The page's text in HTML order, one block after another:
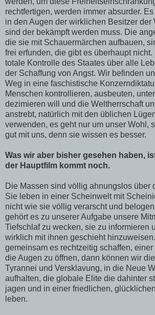
rechtfertigen, werden immer absurder.
in den Augen der wirklichen Besitzer der
sind der bekämpft werden muss. Die
die sie mit Schauermärchen aufbauen,
frei erfunden, die gibt es überhaupt
totale Kontrolle des Staates über alle
der Schaffung von Angst. Wir befinden
Weg in eine faschistische
Menschen kontrollieren, ausbeuten,
dezimieren will und die Weltherrschaft
anstrebt, natürlich mit den üblichen
verwenden, es geht nur um unser Wohl,
gut mit uns, denn sie wissen es besser.
Was wir aber bisher gesehen haben,
der Hauptfilm kommt noch.
Die Massen sind völlig ahnungslos über
Sie leben in einer Scheinwelt mit
nicht wie sie völlig verarscht und
gehört es zu unserer Aufgabe unsere
Tiefschlaf zu wecken, sie zu informieren
wirklich mit ihnen geschieht
gemeinsam es rechtzeitig schaffen,
die Augen zu öffnen, dann können wir
Tyrannei und Versklavung, in die Neue
aufhalten, die globale Elite die dahinter
jagen und in einer friedlichen,
leben.